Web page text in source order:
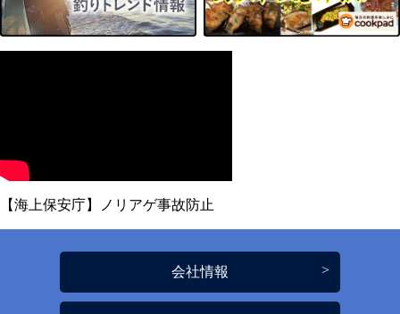
【海上保安庁】ノリアゲ事故防止
会社情報